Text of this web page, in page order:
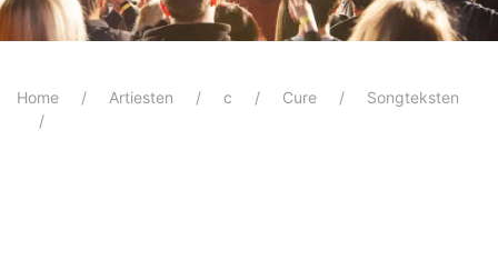
Home Artiesten c Cure Songteksten